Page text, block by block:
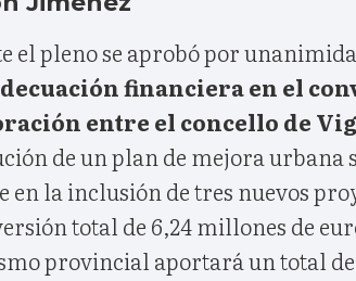
el pleno se aprobó por
financiera en el
entre el concello de
de un plan de mejora urbana
en la inclusión de tres nuevos
total de 6,24 millones de
provincial aportará un total